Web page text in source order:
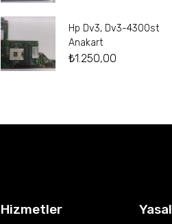
Hp Dv3, Dv3-4300st
Anakart
₺1.250,00
Hizmetler Yasal